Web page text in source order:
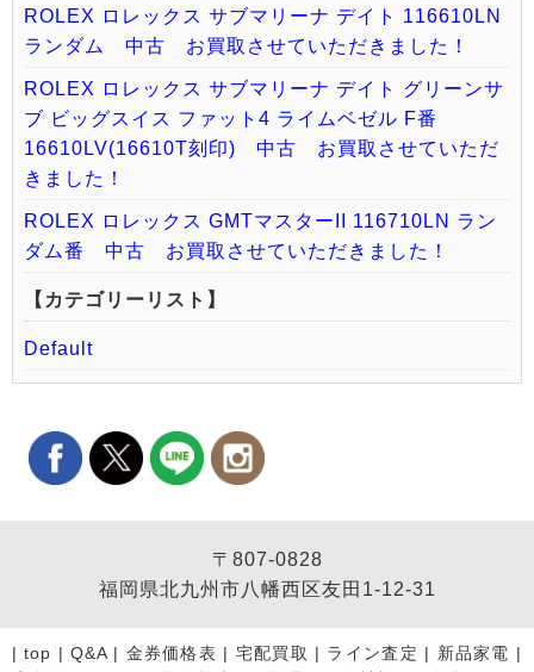
ROLEX ロレックス サブマリーナ デイト 116610LN
ランダム 中古 お買取させていただきました！
ROLEX ロレックス サブマリーナ デイト グリーンサ
ブ ビッグスイス ファット4 ライムベゼル F番
16610LV(16610T刻印) 中古 お買取させていただ
きました！
ROLEX ロレックス GMTマスターII 116710LN ラン
ダム番 中古 お買取させていただきました！
【カテゴリーリスト】
Default
〒807-0828
福岡県北九州市八幡西区友田1-12-31
|top | Q&A| 金券価格表 | 宅配買取 | ライン査定 | 新品家電 |